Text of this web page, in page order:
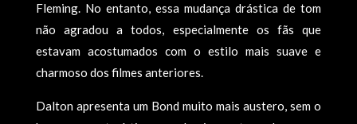
Fleming. No entanto, essa mudança drástica de tom
não agradou a todos, especialmente os fãs que
estavam acostumados com o estilo mais suave e
charmoso dos filmes anteriores.
Dalton apresenta um Bond muito mais austero, sem o